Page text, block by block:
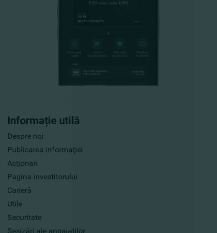
Informație utilă
Despre noi
Publicarea informaţiei
Acţionari
Pagina investitorului
Carieră
Utile
Securitate
Sesizări ale angajaților